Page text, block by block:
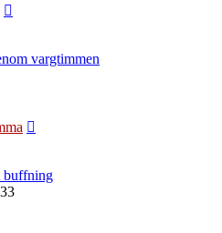
vargtimmen
buffning